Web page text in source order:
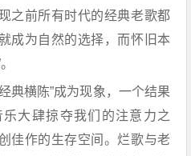
之前所有时代的经典老歌都
成为自然的选择，而怀旧本
典横陈”成为现象，一个结果
大肆掠夺我们的注意力之
佳作的生存空间。烂歌与老